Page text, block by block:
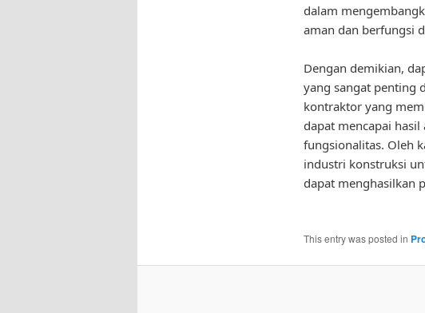
dalam
aman dan berfungsi
Dengan demikian,
yang sangat penting
kontraktor yang
dapat mencapai
fungsionalitas. Oleh
industri konstruksi
dapat menghasilkan
This entry was posted in